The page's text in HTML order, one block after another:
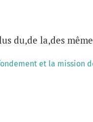
du,de la,des
et la mission